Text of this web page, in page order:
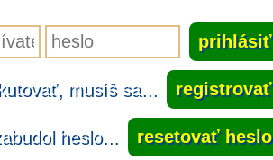
musíš sa... registrovať
heslo... resetovať heslo